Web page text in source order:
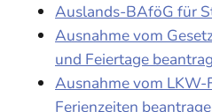
Auslands-BAföG für
Ausnahme vom
und Feiertage
Ausnahme vom
Ferienzeiten